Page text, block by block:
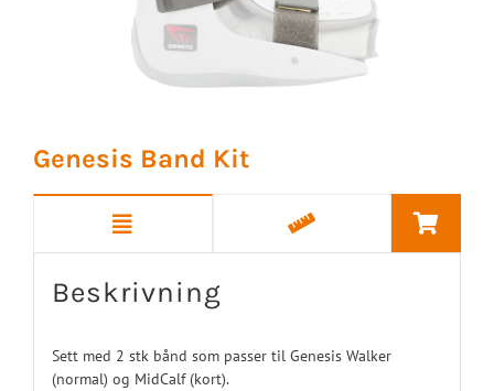
Genesis Band Kit
Beskrivning
Sett med 2 stk bånd som passer til Genesis Walker
(normal) og MidCalf (kort).